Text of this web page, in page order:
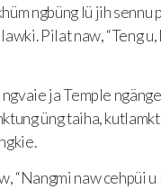
ngbüng lü jih sennu
Pilat naw, “Teng u,
ja Temple
üng taiha,
“Nangmi naw cehpüi u